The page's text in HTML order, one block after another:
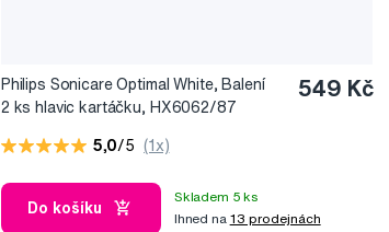
Philips Sonicare Optimal White, Balení
2 ks hlavic kartáčku, HX6062/87
549 Kč
5,0/5 (1x)
Do košíku
Skladem 5 ks
Ihned na 13 prodejnách